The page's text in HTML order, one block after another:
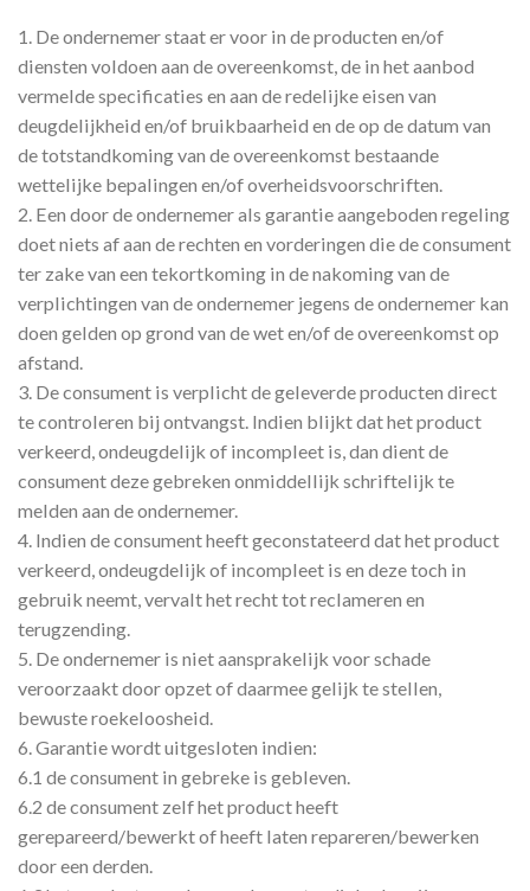
1. De ondernemer staat er voor in de producten en/of
diensten voldoen aan de overeenkomst, de in het aanbod
vermelde specificaties en aan de redelijke eisen van
deugdelijkheid en/of bruikbaarheid en de op de datum van
de totstandkoming van de overeenkomst bestaande
wettelijke bepalingen en/of overheidsvoorschriften.
2. Een door de ondernemer als garantie aangeboden regeling
doet niets af aan de rechten en vorderingen die de consument
ter zake van een tekortkoming in de nakoming van de
verplichtingen van de ondernemer jegens de ondernemer kan
doen gelden op grond van de wet en/of de overeenkomst op
afstand.
3. De consument is verplicht de geleverde producten direct
te controleren bij ontvangst. Indien blijkt dat het product
verkeerd, ondeugdelijk of incompleet is, dan dient de
consument deze gebreken onmiddellijk schriftelijk te
melden aan de ondernemer.
4. Indien de consument heeft geconstateerd dat het product
verkeerd, ondeugdelijk of incompleet is en deze toch in
gebruik neemt, vervalt het recht tot reclameren en
terugzending.
5. De ondernemer is niet aansprakelijk voor schade
veroorzaakt door opzet of daarmee gelijk te stellen,
bewuste roekeloosheid.
6. Garantie wordt uitgesloten indien:
6.1 de consument in gebreke is gebleven.
6.2 de consument zelf het product heeft
gerepareerd/bewerkt of heeft laten repareren/bewerken
door een derden.